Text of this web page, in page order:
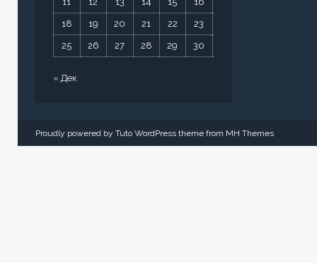
18 19 20 21 22 23
25 26 27 28 29 30
« Дек
Proudly powered by Tuto WordPress theme from MH Themes